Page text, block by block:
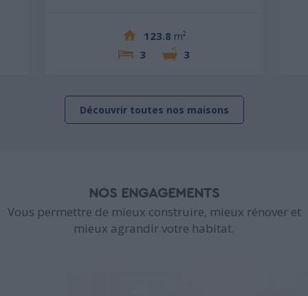
123.8 m²
3
3
Découvrir toutes nos maisons
NOS ENGAGEMENTS
Vous permettre de mieux construire, mieux rénover et
mieux agrandir votre habitat.